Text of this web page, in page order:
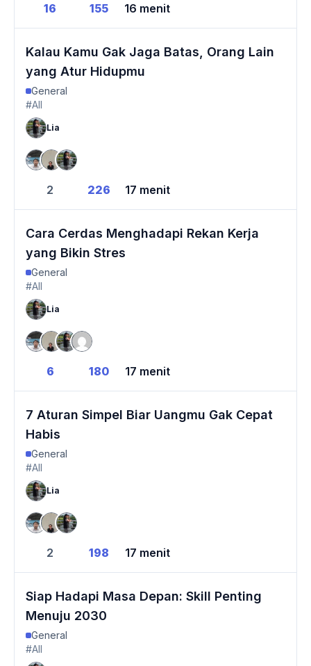
16 155 16 menit
Kalau Kamu Gak Jaga Batas, Orang Lain
yang Atur Hidupmu
General
#All
Lia
2 226 17 menit
Cara Cerdas Menghadapi Rekan Kerja
yang Bikin Stres
General
#All
Lia
6 180 17 menit
7 Aturan Simpel Biar Uangmu Gak Cepat
Habis
General
#All
Lia
2 198 17 menit
Siap Hadapi Masa Depan: Skill Penting
Menuju 2030
General
#All